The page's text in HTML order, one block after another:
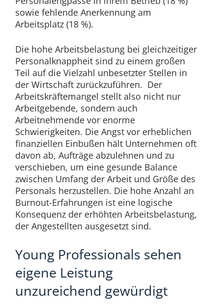
sowie fehlende Anerkennung am
Arbeitsplatz (18 %).
Die hohe Arbeitsbelastung bei gleichzeitiger
Personalknappheit sind zu einem großen
Teil auf die Vielzahl unbesetzter Stellen in
der Wirtschaft zurückzuführen. Der
Arbeitskräftemangel stellt also nicht nur
Arbeitgebende, sondern auch
Arbeitnehmende vor enorme
Schwierigkeiten. Die Angst vor erheblichen
finanziellen Einbußen hält Unternehmen oft
davon ab, Aufträge abzulehnen und zu
verschieben, um eine gesunde Balance
zwischen Umfang der Arbeit und Größe des
Personals herzustellen. Die hohe Anzahl an
Burnout-Erfahrungen ist eine logische
Konsequenz der erhöhten Arbeitsbelastung,
der Angestellten ausgesetzt sind.
Young Professionals sehen
eigene Leistung
unzureichend gewürdigt